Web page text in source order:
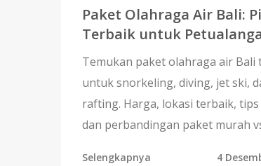
Paket Olahraga Air Bali:
Terbaik untuk
Laut
Temukan paket olahraga air Bali
untuk snorkeling, diving, jet ski,
rafting. Harga, lokasi terbaik, tips
dan perbandingan paket murah
Selengkapnya 4